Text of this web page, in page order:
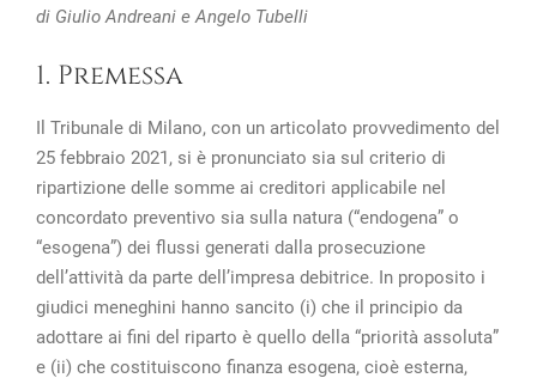
di Giulio Andreani e Angelo Tubelli
1. Premessa
Il Tribunale di Milano, con un articolato provvedimento del
25 febbraio 2021, si è pronunciato sia sul criterio di
ripartizione delle somme ai creditori applicabile nel
concordato preventivo sia sulla natura (“endogena” o
“esogena”) dei flussi generati dalla prosecuzione
dell’attività da parte dell’impresa debitrice. In proposito i
giudici meneghini hanno sancito (i) che il principio da
adottare ai fini del riparto è quello della “priorità assoluta”
e (ii) che costituiscono finanza esogena, cioè esterna,